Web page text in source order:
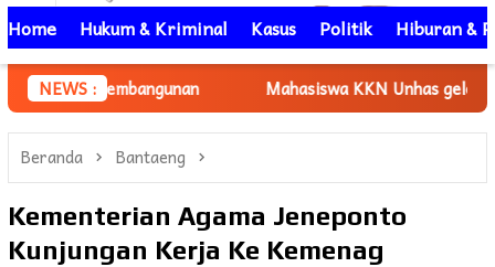
Home Hukum & Kriminal Kasus Politik Hiburan &
NEWS : Mahasiswa KKN Unhas gelombang 116
Beranda Bantaeng
Kementerian Agama Jeneponto
Kunjungan Kerja Ke Kemenag